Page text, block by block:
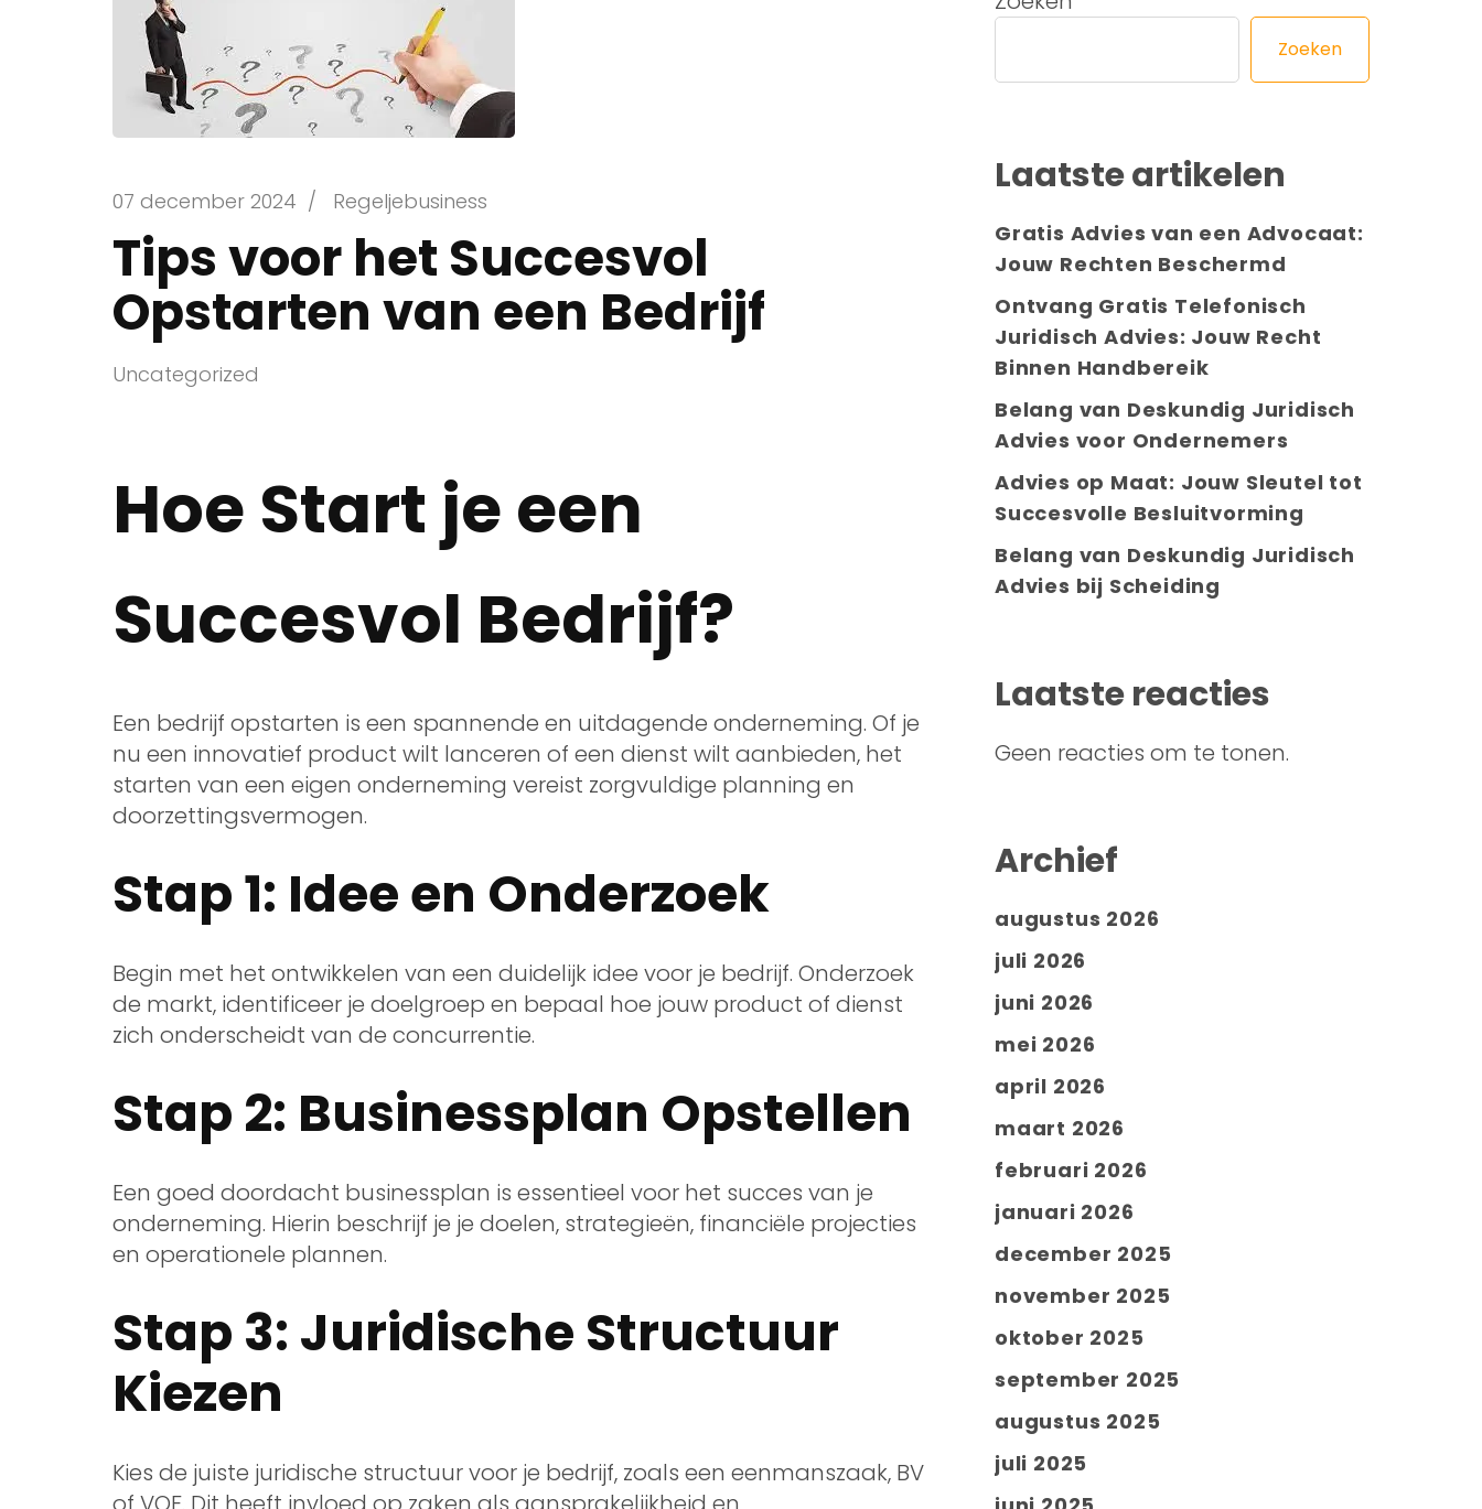
07 december 2024 / Regeljebusiness
Tips voor het Succesvol
Opstarten van een Bedrijf
Uncategorized
Hoe Start je een
Succesvol Bedrijf?
Een bedrijf opstarten is een spannende en uitdagende onderneming. Of je
nu een innovatief product wilt lanceren of een dienst wilt aanbieden, het
starten van een eigen onderneming vereist zorgvuldige planning en
doorzettingsvermogen.
Stap 1: Idee en Onderzoek
Begin met het ontwikkelen van een duidelijk idee voor je bedrijf. Onderzoek
de markt, identificeer je doelgroep en bepaal hoe jouw product of dienst
zich onderscheidt van de concurrentie.
Stap 2: Businessplan Opstellen
Een goed doordacht businessplan is essentieel voor het succes van je
onderneming. Hierin beschrijf je je doelen, strategieën, financiële projecties
en operationele plannen.
Stap 3: Juridische Structuur
Kiezen
Kies de juiste juridische structuur voor je bedrijf, zoals een eenmanszaak, BV
Zoeken
Laatste artikelen
Gratis Advies van een Advocaat:
Jouw Rechten Beschermd
Ontvang Gratis Telefonisch
Juridisch Advies: Jouw Recht
Binnen Handbereik
Belang van Deskundig Juridisch
Advies voor Ondernemers
Advies op Maat: Jouw Sleutel tot
Succesvolle Besluitvorming
Belang van Deskundig Juridisch
Advies bij Scheiding
Laatste reacties
Geen reacties om te tonen.
Archief
augustus 2026
juli 2026
juni 2026
mei 2026
april 2026
maart 2026
februari 2026
januari 2026
december 2025
november 2025
oktober 2025
september 2025
augustus 2025
juli 2025